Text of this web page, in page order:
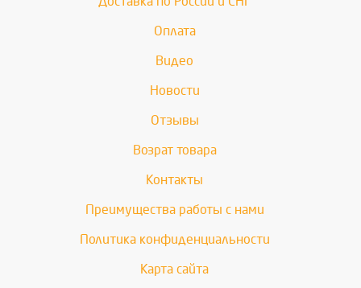
Оплата
Видео
Новости
Отзывы
Возрат товара
Контакты
Преимущества работы с нами
Политика конфиденциальности
Карта сайта